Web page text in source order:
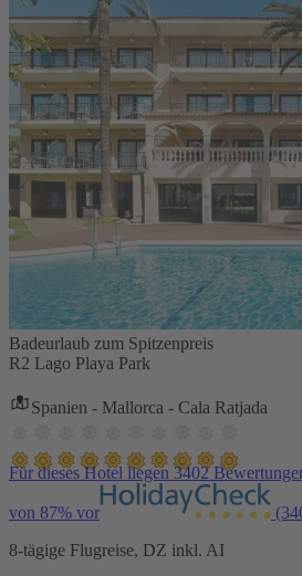
Badeurlaub zum Spitzenpreis
R2 Lago Playa Park
Spanien - Mallorca - Cala Ratjada
Für dieses Hotel liegen 3402
von 87% vor
8-tägige Flugreise, DZ inkl. AI